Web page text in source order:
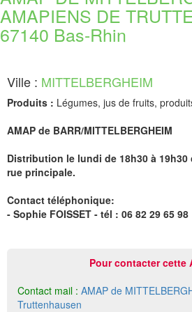
AMAPIENS DE
67140 Bas-Rhin
Ville : MITTELBERGHEIM
Produits : Légumes, jus de fruits,
AMAP de BARR/MITTELBERGHEIM
Distribution le lundi de 18h30 à 19h30
rue principale.
Contact téléphonique:
- Sophie FOISSET - tél : 06 82 29 65 98
Pour contacter cette
Contact mail : AMAP de
Truttenhausen